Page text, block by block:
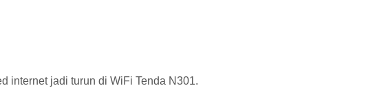
internet jadi turun di WiFi Tenda N301.